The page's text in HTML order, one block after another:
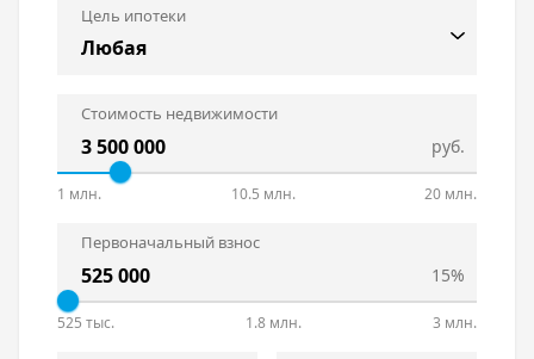
Цель ипотеки
Стоимость недвижимости
руб.
1 млн. 10.5 млн. 20 млн.
Первоначальный взнос
15%
525 тыс. 1.8 млн. 3 млн.